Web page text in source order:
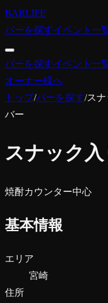
BARLIFE
バーを探すイベント一
バーを探すイベント一
オーナー様へ
トップ/バーを探す/スナ
バー
スナック入
焼酎カウンター中心
基本情報
エリア
宮崎
住所